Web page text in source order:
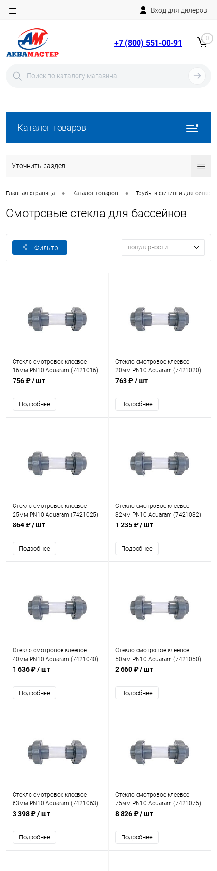
Вход для дилеров
+7 (800) 551-00-91 0
Каталог товаров
Уточнить раздел
Главная страница • Каталог товаров • Трубы и фитинги для
Смотровые стекла для бассейнов
Фильтр популярности
Стекло смотровое клеевое
16мм PN10 Aquaram (7421016)
756 ₽/ шт
Подробнее
Стекло смотровое клеевое
20мм PN10 Aquaram (7421020)
763 ₽/ шт
Подробнее
Стекло смотровое клеевое
25мм PN10 Aquaram (7421025)
864 ₽/ шт
Подробнее
Стекло смотровое клеевое
32мм PN10 Aquaram (7421032)
1 235 ₽/ шт
Подробнее
Стекло смотровое клеевое
40мм PN10 Aquaram (7421040)
1 636 ₽/ шт
Подробнее
Стекло смотровое клеевое
50мм PN10 Aquaram (7421050)
2 660 ₽/ шт
Подробнее
Стекло смотровое клеевое
63мм PN10 Aquaram (7421063)
3 398 ₽/ шт
Подробнее
Стекло смотровое клеевое
75мм PN10 Aquaram (7421075)
8 826 ₽/ шт
Подробнее